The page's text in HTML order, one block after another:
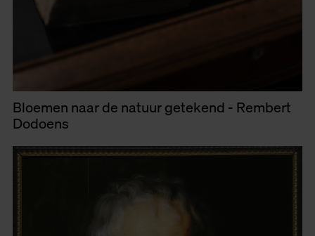
Bloemen naar de natuur getekend - Rembert
Dodoens